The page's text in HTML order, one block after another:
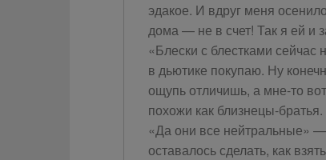
эдакое. И вдруг меня
дома — не в счет! Так я ей и
«Блески с блестками
в дьютике покупаю. Ну
ощупь отличишь, а мне-то
похожи как близнецы-
«Да они все нейтральные»
оставалось сделать, как